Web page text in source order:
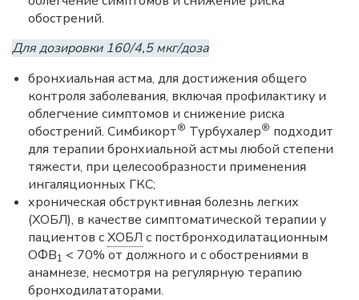
обострений.
Для дозировки 160/4,5 мкг/доза
бронхиальная астма, для достижения общего
контроля заболевания, включая профилактику и
облегчение симптомов и снижение риска
обострений. Симбикорт® Турбухалер® подходит
для терапии бронхиальной астмы любой степени
тяжести, при целесообразности применения
ингаляционных ГКС;
хроническая обструктивная болезнь легких
(ХОБЛ), в качестве симптоматической терапии у
пациентов сХОБЛ с постбронходилатационным
ОФВ1 < 70% от должного и с обострениями в
анамнезе, несмотря на регулярную терапию
бронходилататорами.